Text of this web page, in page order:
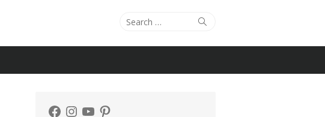
Search
Search
Facebook
Instagram
YouTubePinterest